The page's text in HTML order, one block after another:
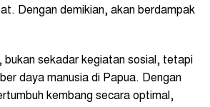
Dengan demikian, akan berdampak
bukan sekadar kegiatan sosial, tetapi
daya manusia di Papua. Dengan
kembang secara optimal,